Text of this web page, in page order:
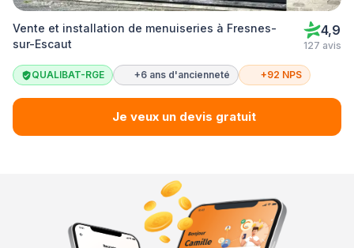
Vente et installation de menuiseries à Fresnes-
sur-Escaut
4,9
127 avis
QUALIBAT-RGE +6 ans d'ancienneté +92 NPS
Je veux un devis gratuit